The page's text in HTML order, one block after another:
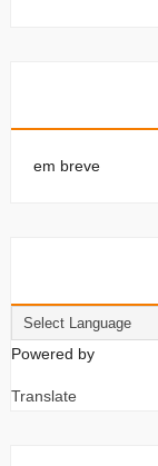
em breve
Powered by
Translate